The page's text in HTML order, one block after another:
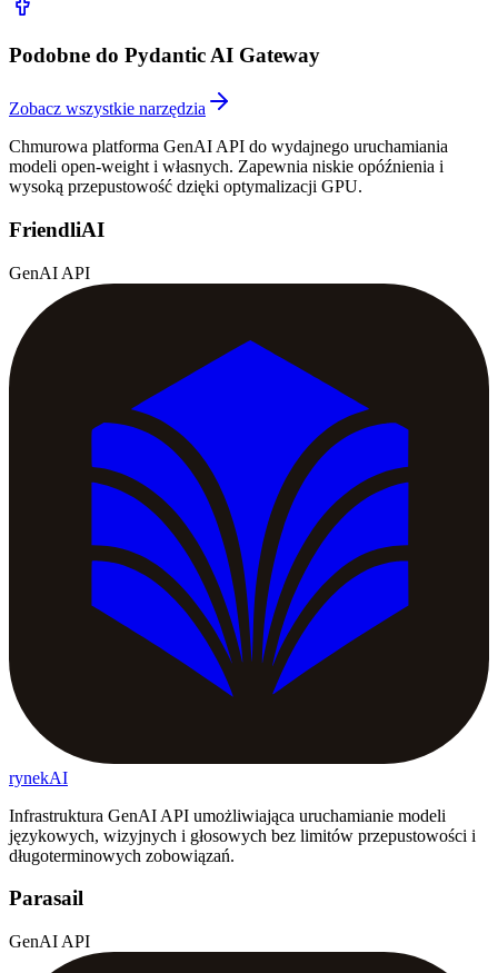
Podobne do Pydantic AI Gateway
Zobacz wszystkie narzędzia
Chmurowa platforma GenAI API do wydajnego uruchamiania
modeli open-weight i własnych. Zapewnia niskie opóźnienia i
wysoką przepustowość dzięki optymalizacji GPU.
FriendliAI
GenAI API
rynekAI
Infrastruktura GenAI API umożliwiająca uruchamianie modeli
językowych, wizyjnych i głosowych bez limitów przepustowości i
długoterminowych zobowiązań.
Parasail
GenAI API